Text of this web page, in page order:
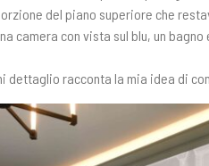
del piano superiore che
camera con vista sul blu, un
dettaglio racconta la mia idea di